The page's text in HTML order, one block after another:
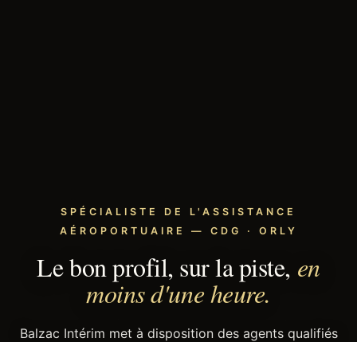
SPÉCIALISTE DE L'ASSISTANCE
AÉROPORTUAIRE — CDG · ORLY
Le bon profil, sur la piste, en
moins d'une heure.
Balzac Intérim met à disposition des agents qualifiés